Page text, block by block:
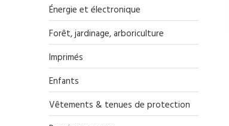
Énergie et électronique
Forêt, jardinage, arboriculture
Imprimés
Enfants
Vêtements & tenues de protection